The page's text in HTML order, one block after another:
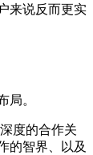
来说反而更实
局。
度的合作关
的智界、以及